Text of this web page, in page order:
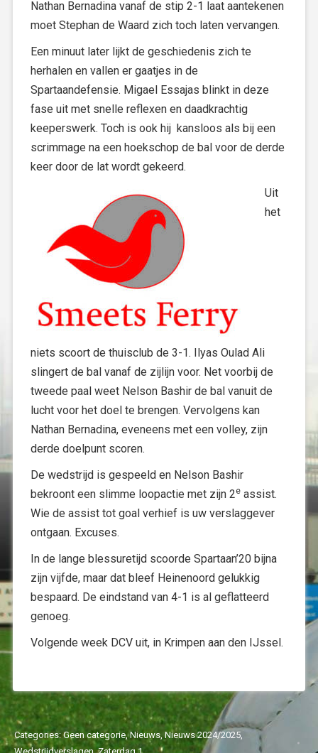
Nathan Bernadina vanaf de stip 2-1 laat aantekenen
moet Stephan de Waard zich toch laten vervangen.
Een minuut later lijkt de geschiedenis zich te
herhalen en vallen er gaatjes in de
Spartaandefensie. Migael Essajas blinkt in deze
fase uit met snelle reflexen en daadkrachtig
keeperswerk. Toch is ook hij kansloos als bij een
scrimmage na een hoekschop de bal voor de derde
keer door de lat wordt gekeerd.
Uit
het
niets scoort de thuisclub de 3-1. Ilyas Oulad Ali
slingert de bal vanaf de zijlijn voor. Net voorbij de
tweede paal weet Nelson Bashir de bal vanuit de
lucht voor het doel te brengen. Vervolgens kan
Nathan Bernadina, eveneens met een volley, zijn
derde doelpunt scoren.
De wedstrijd is gespeeld en Nelson Bashir
bekroont een slimme loopactie met zijn 2e assist.
Wie de assist tot goal verhief is uw verslaggever
ontgaan. Excuses.
In de lange blessuretijd scoorde Spartaan’20 bijna
zijn vijfde, maar dat bleef Heinenoord gelukkig
bespaard. De eindstand van 4-1 is al geflatteerd
genoeg.
Volgende week DCV uit, in Krimpen aan den IJssel.
Categories:Geen categorie,Nieuws, Nieuws 2024/2025,